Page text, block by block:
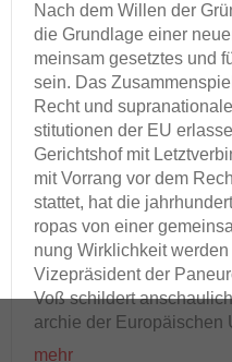
Nach dem Wil­len der
die Grund­la­ge einer
mein­sam ge­setz­tes und
sein. Das
Recht und
sti­tu­tio­nen der EU
Ge­richts­hof mit
mit Vor­rang vor dem
stat­tet, hat die
ro­pas von einer
nung Wirk­lich­keit
Vi­ze­prä­si­dent der
Voß schil­dert
ar­chie der Eu­ro­päi­schen
mehr